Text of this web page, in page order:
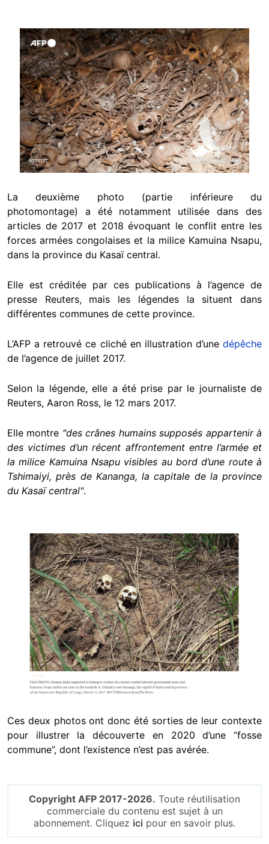
Image
La deuxième photo (partie inférieure du
photomontage) a été notamment utilisée dans des
articles de 2017 et 2018 évoquant le conflit entre les
forces armées congolaises et la milice Kamuina Nsapu,
dans la province du Kasaï central.
Elle est créditée par ces publications à l’agence de
presse Reuters, mais les légendes la situent dans
différentes communes de cette province.
L’AFP a retrouvé ce cliché en illustration d’une dépêche
de l’agence de juillet 2017.
Selon la légende, elle a été prise par le journaliste de
Reuters, Aaron Ross, le 12 mars 2017.
Elle montre "des crânes humains supposés appartenir à
des victimes d’un récent affrontement entre l’armée et
la milice Kamuina Nsapu visibles au bord d’une route à
Tshimaiyi, près de Kananga, la capitale de la province
du Kasaï central".
Image
Ces deux photos ont donc été sorties de leur contexte
pour illustrer la découverte en 2020 d’une “fosse
commune”, dont l’existence n’est pas avérée.
Copyright AFP 2017-2026. Toute réutilisation
commerciale du contenu est sujet à un
abonnement. Cliquez ici pour en savoir plus.